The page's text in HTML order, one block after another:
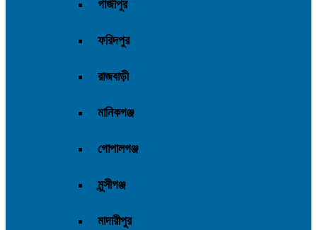
গাজীপুর
ফরিদপুর
রাজবাড়ী
মানিকগঞ্জ
গোপালগঞ্জ
মুন্সীগঞ্জ
মাদারীপুর